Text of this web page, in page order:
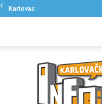
C Karlovac
Karlovački